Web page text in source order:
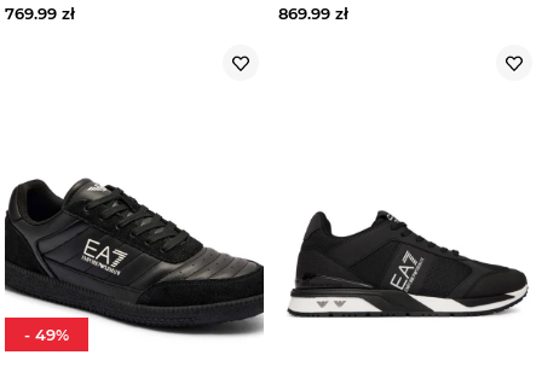
769.99 zł
869.99 zł
- 49%